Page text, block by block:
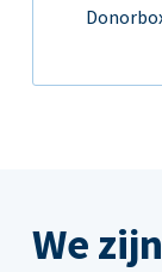
We